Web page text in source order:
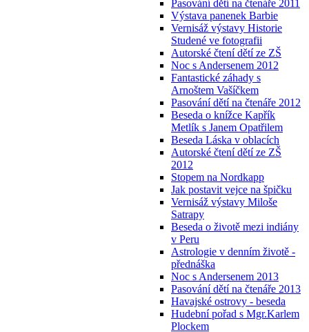
Pasování dětí na čtenáře 2011
Výstava panenek Barbie
Vernisáž výstavy Historie
Studené ve fotografii
Autorské čtení dětí ze ZŠ
Noc s Andersenem 2012
Fantastické záhady s
Arnoštem Vašíčkem
Pasování dětí na čtenáře 2012
Beseda o knížce Kapřík
Metlík s Janem Opatřilem
Beseda Láska v oblacích
Autorské čtení dětí ze ZŠ
2012
Stopem na Nordkapp
Jak postavit vejce na špičku
Vernisáž výstavy Miloše
Satrapy
Beseda o životě mezi indiány
v Peru
Astrologie v denním životě -
přednáška
Noc s Andersenem 2013
Pasování dětí na čtenáře 2013
Havajské ostrovy - beseda
Hudební pořad s Mgr.Karlem
Plockem